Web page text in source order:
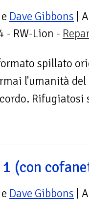
e Dave Gibbons |
- RW-Lion -
spillato
l'umanità
Rifugiatosi
(con
e Dave Gibbons |